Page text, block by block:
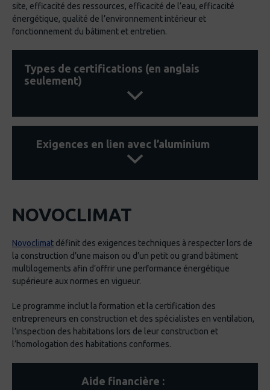
Utilisation de murs rideaux ou de fenêtres
en aluminium pour fournir aux usagers de la
08 Environnement intérieur sain
Utilisation de grilles gratte-pied en
sous les souliers des usagers.
Matériel
de l’aluminium ne contient aucun des
matériaux chimiques de la liste de cette
11 Empreinte de carbone
Utiliser l’aluminium québécois provenant
d’alumineries qui utilisent l’hydroélectricité
contribue à avoir une empreinte de carbone
moins élevée que les autres grands
producteurs.
d’aluminium primaire et peut se recycler à
l’infini.
site, efficacité des ressources, efficacité de l’eau, efficacité
énergétique, qualité de l’environnement intérieur et
fonctionnement du bâtiment et entretien.
Types de certifications (en anglais
seulement)
Exigences en lien avec l’aluminium
répondre à cette exigence en choisissant des fenêtres en
aluminium à faible émissivité.
NOVOCLIMAT
Novoclimat définit des exigences techniques à respecter lors de
la construction d’une maison ou d’un petit ou grand bâtiment
multilogements afin d’offrir une performance énergétique
supérieure aux normes en vigueur.
Le programme inclut la formation et la certification des
entrepreneurs en construction et des spécialistes en ventilation,
l’inspection des habitations lors de leur construction et
l’homologation des habitations conformes.
Aide financière :